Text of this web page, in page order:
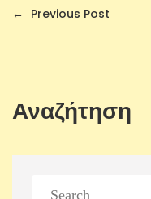
← Previous Post
Αναζήτηση